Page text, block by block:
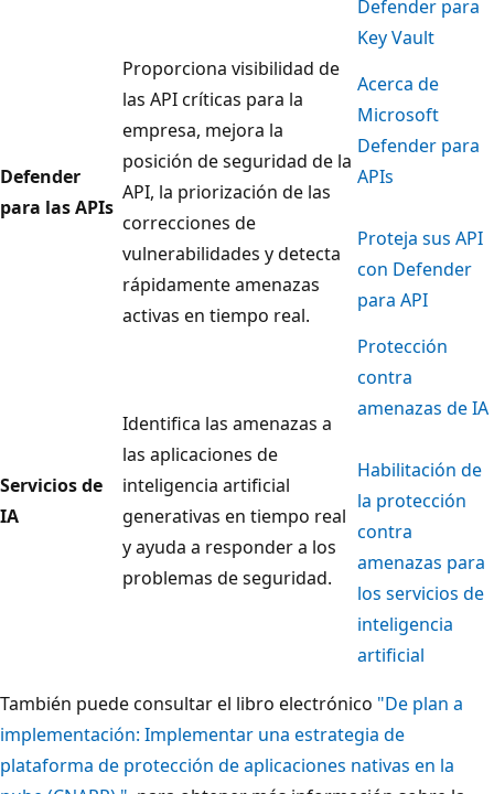
Defender para
Key Vault
Defender
para las APIs
Proporciona visibilidad de
las API críticas para la
empresa, mejora la
posición de seguridad de la
API, la priorización de las
correcciones de
vulnerabilidades y detecta
rápidamente amenazas
activas en tiempo real.
Acerca de
Microsoft
Defender para
APIs
Proteja sus API
con Defender
para API
Servicios de
IA
Identifica las amenazas a
las aplicaciones de
inteligencia artificial
generativas en tiempo real
y ayuda a responder a los
problemas de seguridad.
Protección
contra
amenazas de IA
Habilitación de
la protección
contra
amenazas para
los servicios de
inteligencia
artificial
También puede consultar el libro electrónico "De plan a
implementación: Implementar una estrategia de
plataforma de protección de aplicaciones nativas en la